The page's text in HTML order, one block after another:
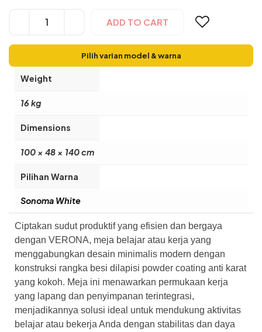
ADD TO CART
Alternative:
Pilih varian model & warna
Weight
16 kg
Dimensions
100 × 48 × 140 cm
Pilihan Warna
Sonoma White
Ciptakan sudut produktif yang efisien dan bergaya
dengan VERONA, meja belajar atau kerja yang
menggabungkan desain minimalis modern dengan
konstruksi rangka besi dilapisi powder coating anti karat
yang kokoh. Meja ini menawarkan permukaan kerja
yang lapang dan penyimpanan terintegrasi,
menjadikannya solusi ideal untuk mendukung aktivitas
belajar atau bekerja Anda dengan stabilitas dan daya